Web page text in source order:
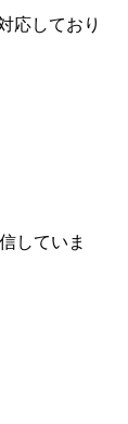
応しており
していま